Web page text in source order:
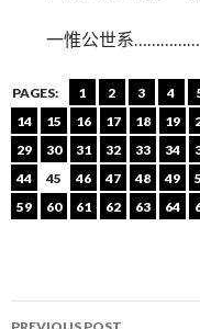
一惟公世系
PAGES: 1 2 3 4
14
15 16 17 18 19
29
30 31 32 33 34
44
45 46 47 48 49
59
60 61 62 63 64